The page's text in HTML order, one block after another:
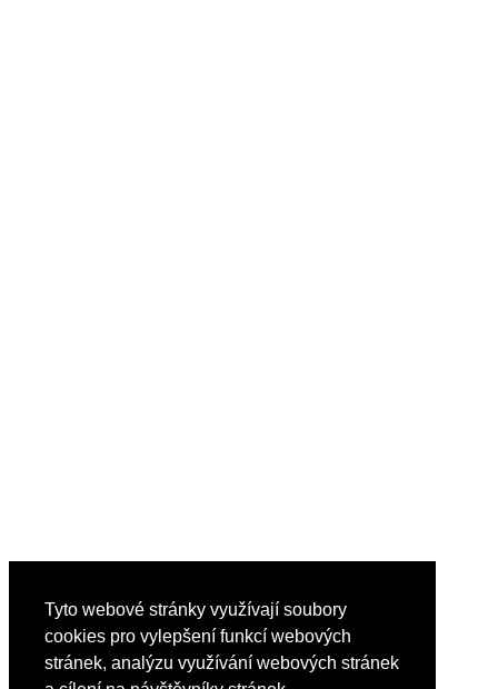
Tyto webové stránky využívají soubory
cookies pro vylepšení funkcí webových
stránek, analýzu využívání webových stránek